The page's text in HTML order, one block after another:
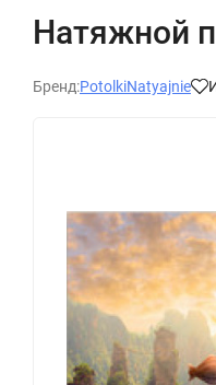
Натяжной
Бренд:PotolkiNatyajnie